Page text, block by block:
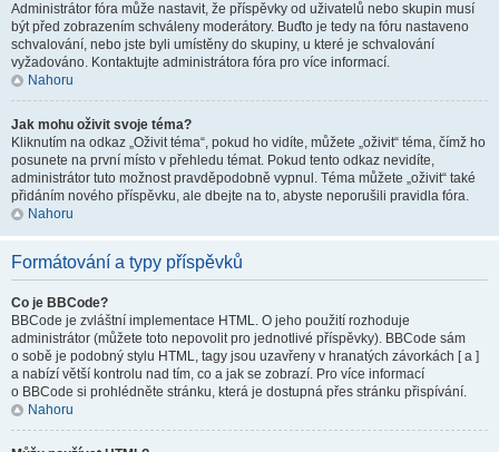
Administrátor fóra může nastavit, že příspěvky od uživatelů nebo skupin musí
být před zobrazením schváleny moderátory. Buďto je tedy na fóru nastaveno
schvalování, nebo jste byli umístěny do skupiny, u které je schvalování
vyžadováno. Kontaktujte administrátora fóra pro více informací.
Nahoru
Jak mohu oživit svoje téma?
Kliknutím na odkaz „Oživit téma“, pokud ho vidíte, můžete „oživit“ téma, čímž ho
posunete na první místo v přehledu témat. Pokud tento odkaz nevidíte,
administrátor tuto možnost pravděpodobně vypnul. Téma můžete „oživit“ také
přidáním nového příspěvku, ale dbejte na to, abyste neporušili pravidla fóra.
Nahoru
Formátování a typy příspěvků
Co je BBCode?
BBCode je zvláštní implementace HTML. O jeho použití rozhoduje
administrátor (můžete toto nepovolit pro jednotlivé příspěvky). BBCode sám
o sobě je podobný stylu HTML, tagy jsou uzavřeny v hranatých závorkách [ a ]
a nabízí větší kontrolu nad tím, co a jak se zobrazí. Pro více informací
o BBCode si prohlédněte stránku, která je dostupná přes stránku přispívání.
Nahoru